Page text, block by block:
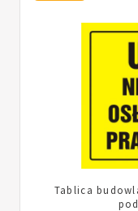
Tablica